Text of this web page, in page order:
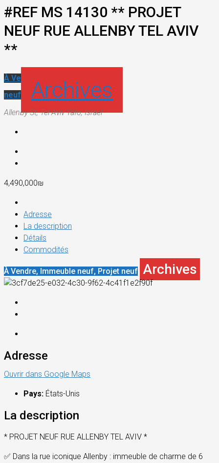
#REF MS 14130 ** PROJET
NEUF RUE ALLENBY TEL AVIV
**
À Vendre
neuf
Archives
Allenby St, Tel Aviv-Yafo, Israel
4,490,000₪
Adresse
La description
Détails
Commodités
À Vendre, Immeuble neuf, Projet neuf Archives
Adresse
Ouvrir dans Google Maps
Pays: États-Unis
La description
* PROJET NEUF RUE ALLENBY TEL AVIV *
✅ Dans la rue iconique Allenby : immeuble de charme de 6